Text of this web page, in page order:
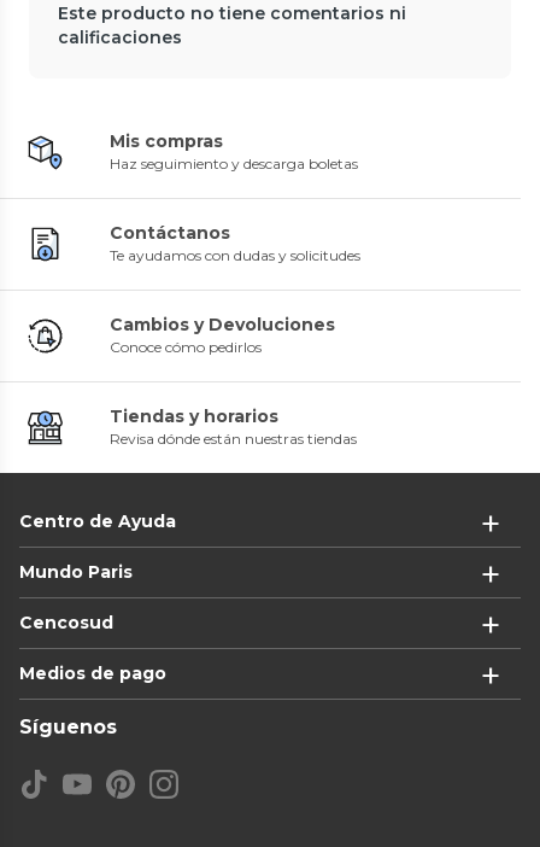
Este producto no tiene comentarios ni
calificaciones
Mis compras
Haz seguimiento y descarga boletas
Contáctanos
Te ayudamos con dudas y solicitudes
Cambios y Devoluciones
Conoce cómo pedirlos
Tiendas y horarios
Revisa dónde están nuestras tiendas
Centro de Ayuda
Mundo Paris
Cencosud
Medios de pago
Síguenos